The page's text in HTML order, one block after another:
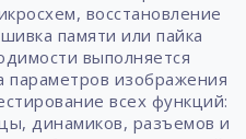
восстановление
памяти или пайка
выполняется
параметров изображения
всех функций:
динамиков, разъемов и